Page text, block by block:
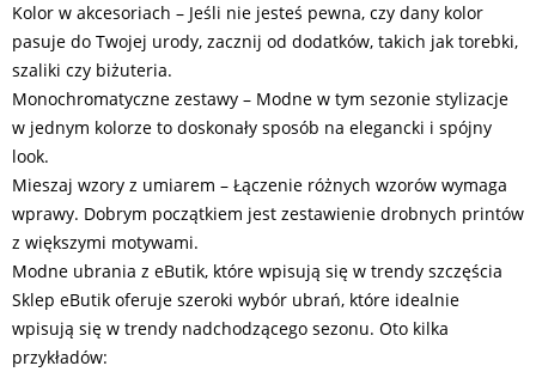
Kolor w akcesoriach – Jeśli nie jesteś pewna, czy dany kolor
pasuje do Twojej urody, zacznij od dodatków, takich jak torebki,
szaliki czy biżuteria.
Monochromatyczne zestawy – Modne w tym sezonie stylizacje
w jednym kolorze to doskonały sposób na elegancki i spójny
look.
Mieszaj wzory z umiarem – Łączenie różnych wzorów wymaga
wprawy. Dobrym początkiem jest zestawienie drobnych printów
z większymi motywami.
Modne ubrania z eButik, które wpisują się w trendy szczęścia
Sklep eButik oferuje szeroki wybór ubrań, które idealnie
wpisują się w trendy nadchodzącego sezonu. Oto kilka
przykładów: